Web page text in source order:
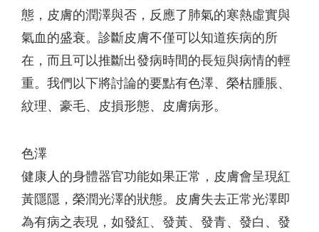
態，皮膚的潤澤與否，反應了肺氣的寒熱虛實與
氣血的盛衰。診斷皮膚不僅可以知道疾病的所
在，而且可以推斷出發病時間的長短與病情的輕
重。我們以下將討論的要點有色澤、榮枯腫脹、
紋理、豪毛、皮損形態、皮膚病形。
色澤
健康人的身體器官功能如果正常，皮膚會呈現紅
黃隱隱，榮潤光澤的狀態。皮膚失去正常光澤即
為有病之表現，如發紅、發黃、發青、發白、發